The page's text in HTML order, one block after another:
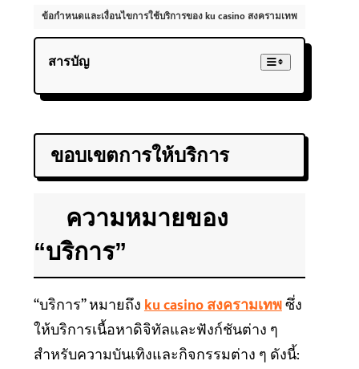
ข้อกำหนดและเงื่อนไขการใช้บริการของ ku casino สงครามเทพ
สารบัญ
ขอบเขตการให้บริการ
ความหมายของ
“บริการ”
“บริการ” หมายถึงku casino สงครามเทพซึ่ง
ให้บริการเนื้อหาดิจิทัลและฟังก์ชันต่าง ๆ
สำหรับความบันเทิงและกิจกรรมต่าง ๆ ดังนี้: